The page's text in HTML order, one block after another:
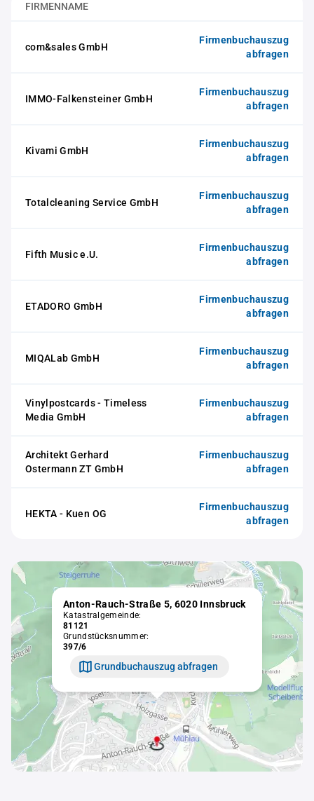
FIRMENNAME
com&sales GmbH
Firmenbuchauszug
abfragen
IMMO-Falkensteiner GmbH
Firmenbuchauszug
abfragen
Kivami GmbH
Firmenbuchauszug
abfragen
Totalcleaning Service GmbH
Firmenbuchauszug
abfragen
Fifth Music e.U.
Firmenbuchauszug
abfragen
ETADORO GmbH
Firmenbuchauszug
abfragen
MIQALab GmbH
Firmenbuchauszug
abfragen
Vinylpostcards - Timeless
Media GmbH
Firmenbuchauszug
abfragen
Architekt Gerhard
Ostermann ZT GmbH
Firmenbuchauszug
abfragen
HEKTA - Kuen OG
Firmenbuchauszug
abfragen
Anton-Rauch-Straße 5, 6020 Innsbruck
Katastralgemeinde:
81121
Grundstücksnummer:
397/6
Grundbuchauszug abfragen